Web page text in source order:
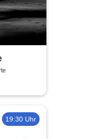
19:30 Uhr